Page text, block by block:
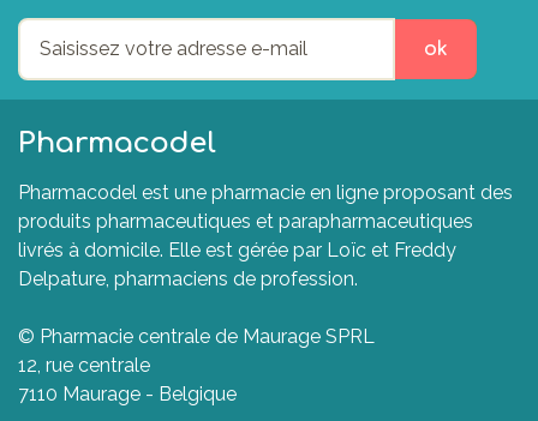
ok
Pharmacodel
Pharmacodel est une pharmacie en ligne proposant des
produits pharmaceutiques et parapharmaceutiques
livrés à domicile. Elle est gérée par Loïc et Freddy
Delpature, pharmaciens de profession.
© Pharmacie centrale de Maurage SPRL
12, rue centrale
7110 Maurage - Belgique